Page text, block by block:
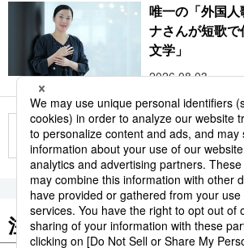
唯一の「外国
ナさんが短歌
文学」
2026.08.03
もっと見る
注目のキーワード